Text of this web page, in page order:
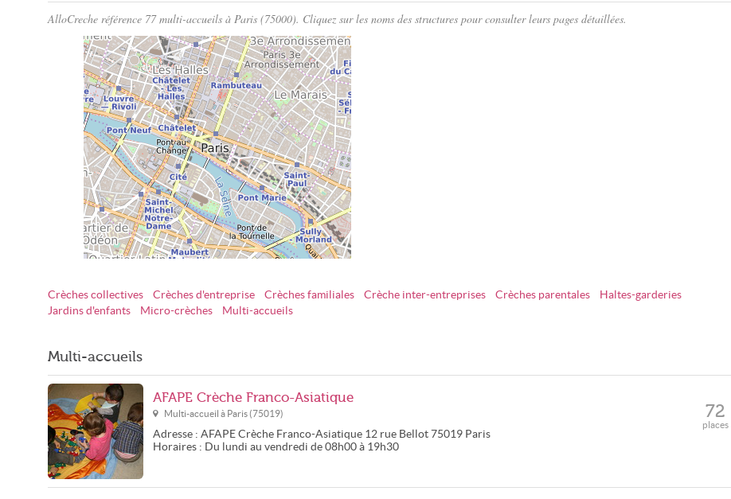
AlloCreche référence 77 multi-accueils à Paris (75000). Cliquez sur les noms des structures pour consulter leurs pages détaillées.
Multi-accueils à Paris
Crèches collectives Crèches d'entreprise Crèches familiales Crèche inter-entreprises Crèches parentales
Haltes-garderies
Jardins d'enfants
Micro-crèches Multi-accueils
Multi-accueils
AFAPE Crèche Franco-Asiatique
Multi-accueil à Paris (75019)
Adresse : AFAPE Crèche Franco-Asiatique 12 rue Bellot 75019 Paris
Horaires : Du lundi au vendredi de 08h00 à 19h30
72
places